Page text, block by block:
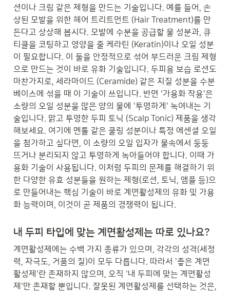
션이나 크림 같은 제형을 만드는 기술입니다. 예를 들어, 손
상된 모발을 위한 헤어 트리트먼트 (Hair Treatment)를 만
든다고 상상해 봅시다. 모발에 수분을 공급할 물 성분과, 큐
티클을 코팅하고 영양을 줄 케라틴 (Keratin)이나 오일 성분
이 필요합니다. 이 둘을 안정적으로 섞어 부드러운 크림 제형
으로 만드는 것이 바로 유화 기술입니다. 두피용 보습 로션도
마찬가지로, 세라마이드 (Ceramide) 같은 지질 성분을 수분
베이스에 섞을 때 이 기술이 쓰입니다. 반면 '가용화 작용'은
소량의 오일 성분을 많은 양의 물에 '투명하게' 녹여내는 기
술입니다. 맑고 투명한 두피 토닉 (Scalp Tonic) 제품을 생각
해보세요. 여기에 멘톨 같은 쿨링 성분이나 특정 에센셜 오일
을 첨가하고 싶다면, 이 소량의 오일 입자가 물속에서 둥둥
뜨거나 분리되지 않고 투명하게 녹아들어야 합니다. 이때 가
용화 기술이 사용됩니다. 이처럼 두피의 문제를 해결하기 위
한 다양한 유효 성분들을 원하는 제형(로션, 토닉, 앰플 등)으
로 만들어내는 핵심 기술이 바로 계면활성제의 유화 및 가용
화 능력이며, 이것이 곧 제품의 경쟁력이 됩니다.
내 두피 타입에 맞는 계면활성제는 따로 있나요?
계면활성제에는 수백 가지 종류가 있으며, 각각의 성격(세정
력, 자극도, 거품의 질)이 모두 다릅니다. 따라서 '좋은 계면
활성제'란 존재하지 않으며, 오직 '내 두피에 맞는 계면활성
제'만 존재할 뿐입니다. 잘못된 계면활성제를 선택하는 것은,